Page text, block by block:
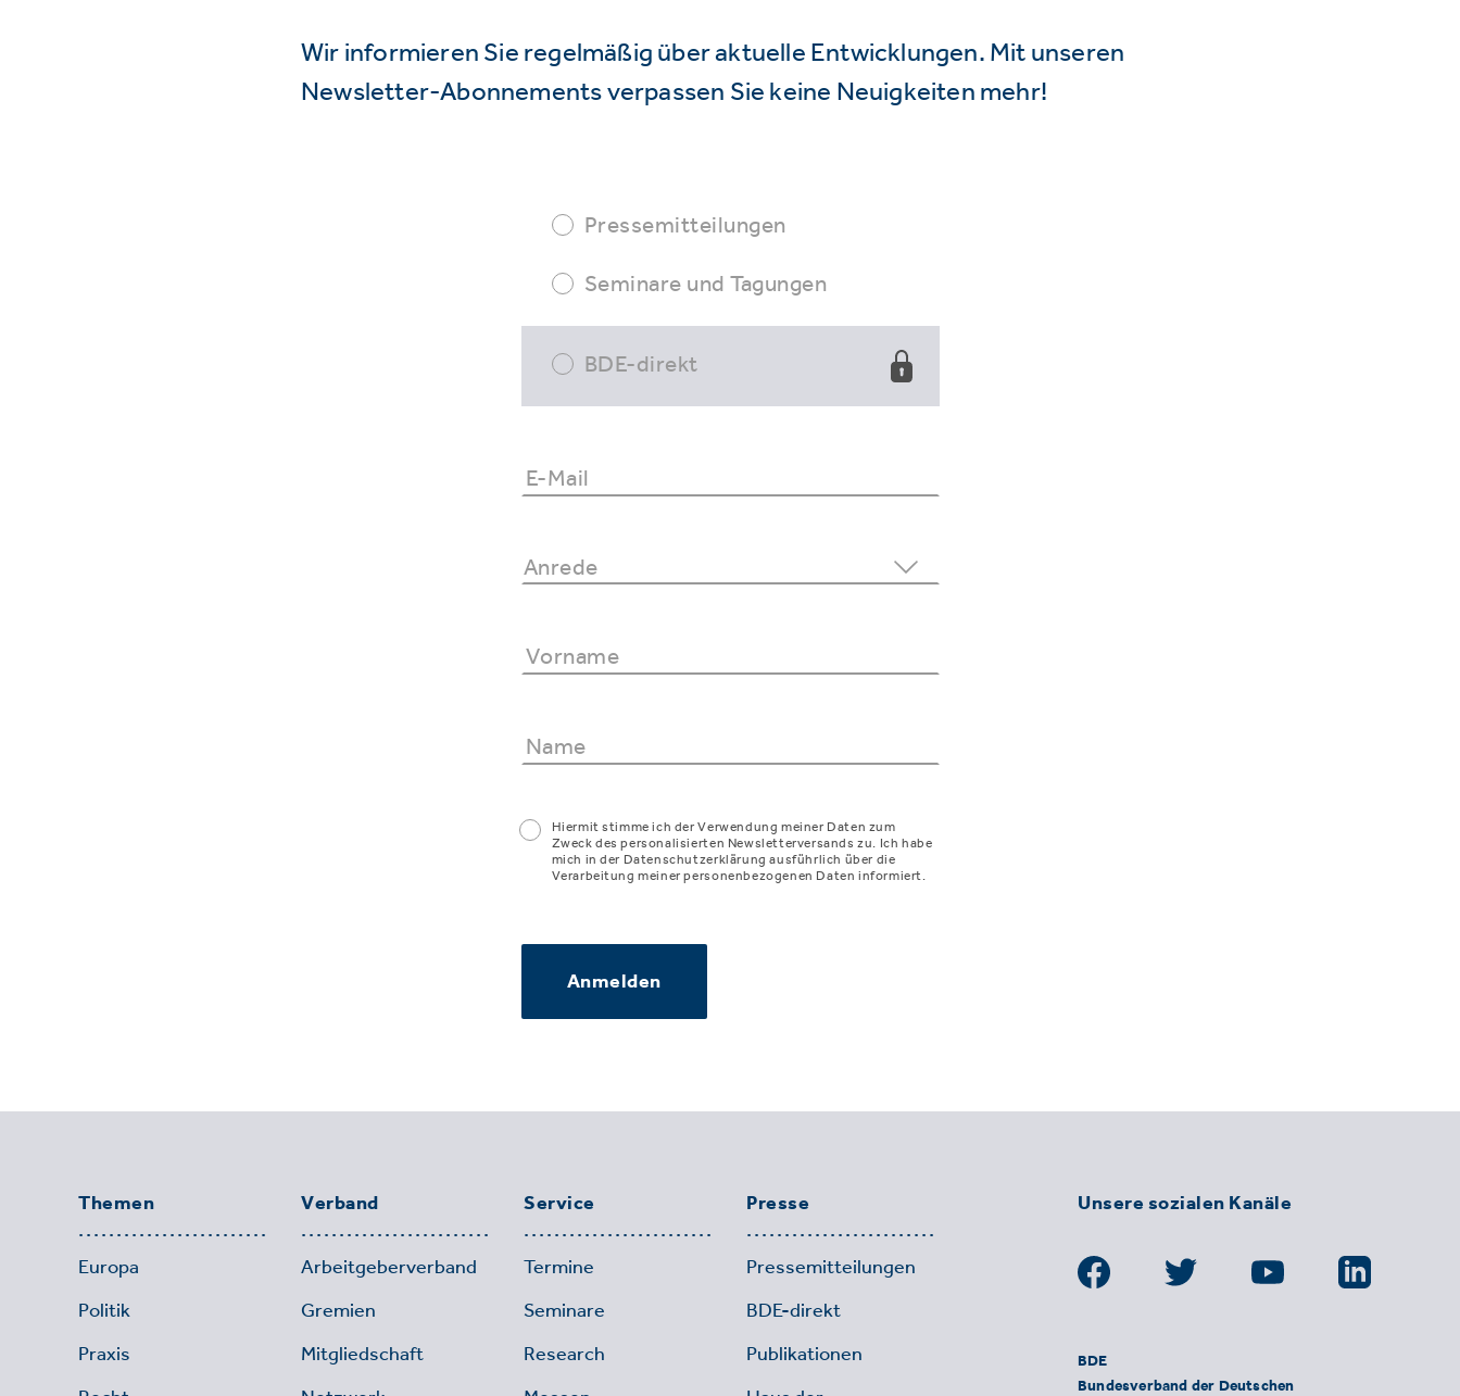
Wir informieren Sie regelmäßig über aktuelle Entwicklungen. Mit unseren
Newsletter-Abonnements verpassen Sie keine Neuigkeiten mehr!
Pressemitteilungen
Seminare und Tagungen
BDE-direkt
Hiermit stimme ich der Verwendung meiner Daten zum
Zweck des personalisierten Newsletterversands zu. Ich habe
mich in der Datenschutzerklärung ausführlich über die
Verarbeitung meiner personenbezogenen Daten informiert.
Anmelden
Themen
Europa
Politik
Praxis
Verband
Arbeitgeberverband
Gremien
Mitgliedschaft
Service
Termine
Seminare
Research
Presse
Pressemitteilungen
BDE-direkt
Publikationen
Unsere sozialen Kanäle
BDE
Bundesverband der Deutschen